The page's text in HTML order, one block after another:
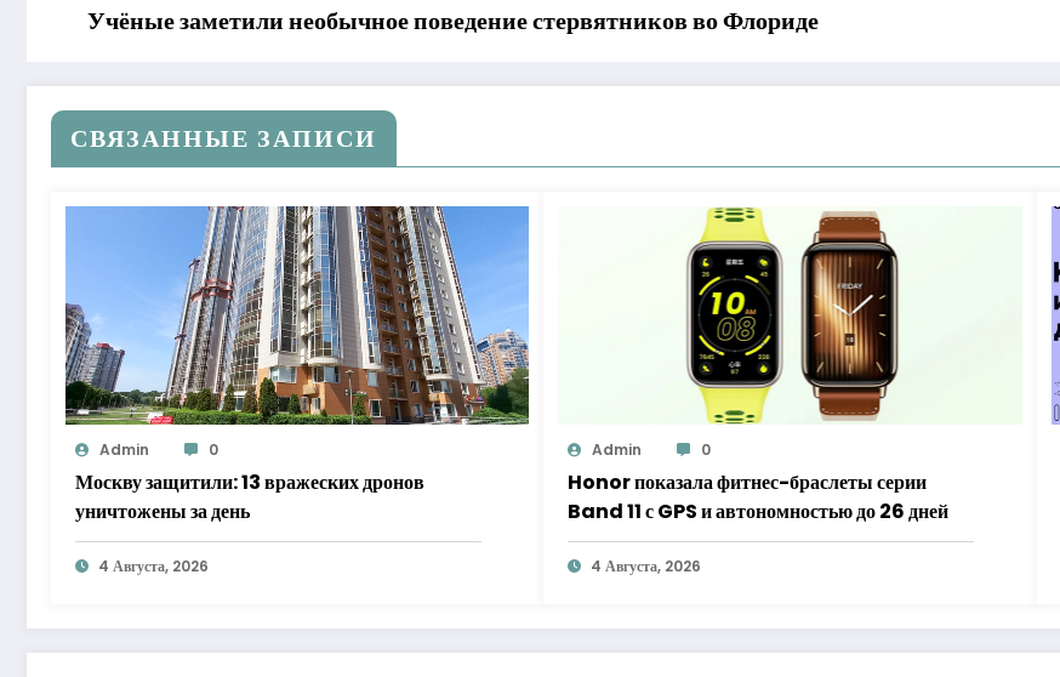
Учёные заметили необычное поведение стервятников во Флориде
СВЯЗАННЫЕ ЗАПИСИ
Admin 0
Москву защитили: 13 вражеских дронов
уничтожены за день
4 Августа, 2026
Admin 0
Honor показала фитнес-браслеты серии
Band 11 с GPS и автономностью до 26 дней
4 Августа, 2026